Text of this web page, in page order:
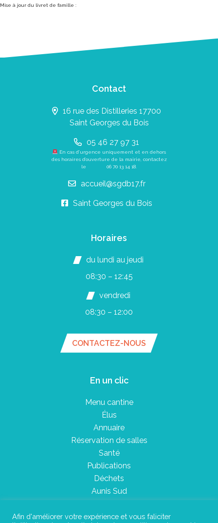
Mise à jour du livret de famille :
Contact
16 rue des Distilleries 17700
Saint Georges du Bois
05 46 27 97 31
En cas d’urgence uniquement et en dehors
des horaires d’ouverture de la mairie, contactez
le 06 70 13 14 18.
accueil@sgdb17.fr
Saint Georges du Bois
Horaires
du lundi au jeudi
08:30 – 12:45
vendredi
08:30 – 12:00
CONTACTEZ-NOUS
En un clic
Menu cantine
Élus
Annuaire
Réservation de salles
Santé
Publications
Déchets
Aunis Sud
Afin d'améliorer votre expérience et vous faliciter